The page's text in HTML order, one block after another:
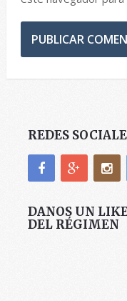
REDES
DANOS UN
DEL RÉGIMEN